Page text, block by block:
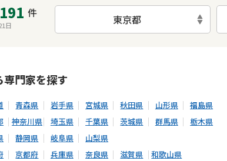
件
日 東京都
専門家を探す
青森県 岩手県 宮城県 秋田県 山形県
福島県
神奈川県 埼玉県 千葉県 茨城県 群馬県
栃木県
静岡県 岐阜県
山梨県
京都府 兵庫県 奈良県 滋賀県 和歌山県